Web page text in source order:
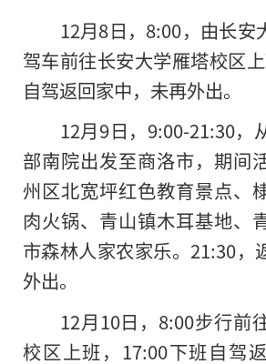
12月8日，8:00，由长安
驾车前往长安大学雁塔校区
自驾返回家中，未再外出。
12月9日，9:00-21:30，
部南院出发至商洛市，期间
州区北宽坪红色教育景点、
肉火锅、青山镇木耳基地、
市森林人家农家乐。21:30，
外出。
12月10日，8:00步行前
校区上班，17:00下班自驾